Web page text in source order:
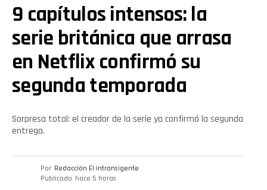
9 capítulos intensos: la
serie británica que arrasa
en Netflix confirmó su
segunda temporada
Sorpresa total: el creador de la serie ya confirmó la segunda
entrega.
Por Redacción El intransigente
Publicado hace 5 horas